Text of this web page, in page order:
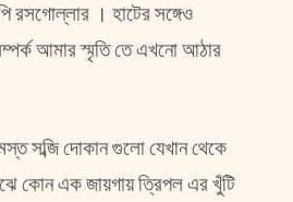
রসগোল্লার । হাটের সঙ্গেও
আমার স্মৃতি তে এখনো আঠার
সব্জি দোকান গুলো যেখান থেকে
কোন এক জায়গায় ত্রিপল এর খুঁটি